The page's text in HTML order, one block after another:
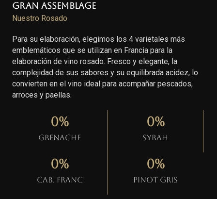
Gran Assemblage
Nuestro Rosado
Para su elaboración, elegimos los 4 varietales más
emblemáticos que se utilizan en Francia para la
elaboración de vino rosado. Fresco y elegante, la
complejidad de sus sabores y su equilibrada acidez, lo
convierten en el vino ideal para acompañar pescados,
arroces y paellas.
Grenache
0%
Syrah
0%
Cab. Franc
0%
Pinot gris
0%